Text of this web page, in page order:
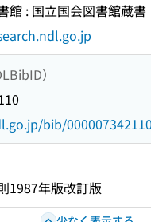
館 : 国立国会図書館蔵書
）
bib/000007342110
1987年版改訂版